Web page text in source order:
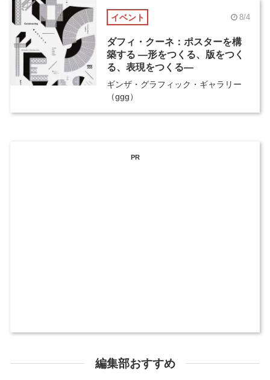
イベント 8/4
ダフィ・クーネ：ポスターを構
築する ―形をつくる、版をつく
る、表現をつくる―
ギンザ・グラフィック・ギャラリー
（ggg）
PR
編集部おすすめ